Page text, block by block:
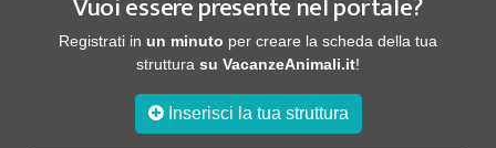
Registrati in un minuto per creare la scheda della tua
struttura su VacanzeAnimali.it!
Inserisci la tua struttura